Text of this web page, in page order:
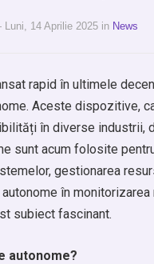
14 Aprilie 2025 in News
rapid în ultimele
Aceste dispozitive,
în diverse industrii,
sunt acum folosite
gestionarea
în
subiect fascinant.
autonome?